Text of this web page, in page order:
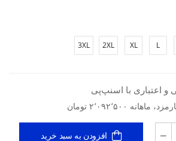
L
XL
2XL
3XL
اعتباری با اسنپ‌پی
افزودن به سبد خرید